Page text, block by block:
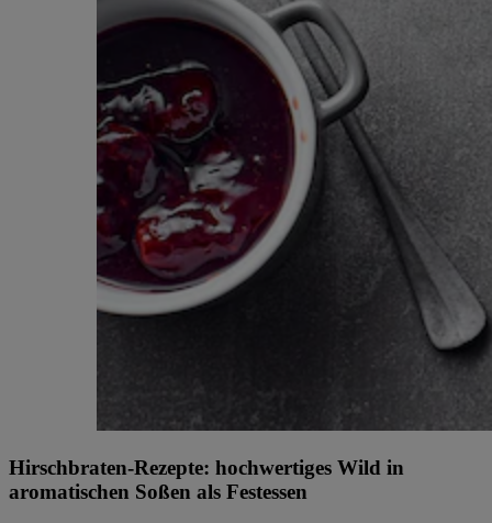
Hirschbraten-Rezepte: hochwertiges Wild in
aromatischen Soßen als Festessen